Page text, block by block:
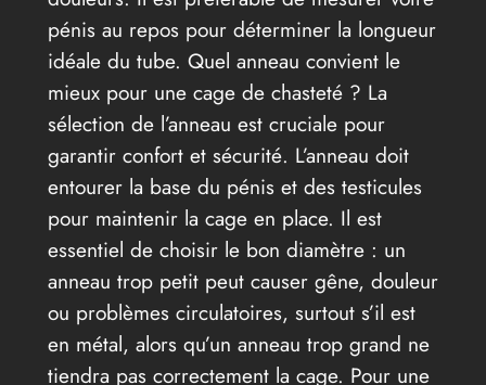
pénis au repos pour déterminer la longueur
idéale du tube. Quel anneau convient le
mieux pour une cage de chasteté ? La
sélection de l’anneau est cruciale pour
garantir confort et sécurité. L’anneau doit
entourer la base du pénis et des testicules
pour maintenir la cage en place. Il est
essentiel de choisir le bon diamètre : un
anneau trop petit peut causer gêne, douleur
ou problèmes circulatoires, surtout s’il est
en métal, alors qu’un anneau trop grand ne
tiendra pas correctement la cage. Pour une